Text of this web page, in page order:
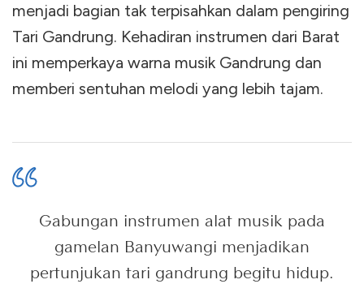
menjadi bagian tak terpisahkan dalam pengiring
Tari Gandrung. Kehadiran instrumen dari Barat
ini memperkaya warna musik Gandrung dan
memberi sentuhan melodi yang lebih tajam.
Gabungan instrumen alat musik pada
gamelan Banyuwangi menjadikan
pertunjukan tari gandrung begitu hidup.